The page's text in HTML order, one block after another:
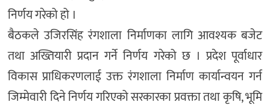
निर्णय गरेको हो ।
बैठकले उजिरसिंह रंगशाला निर्माणका लागि आवश्यक बजेट
तथा अख्तियारी प्रदान गर्ने निर्णय गरेको छ । प्रदेश पूर्वाधार
विकास प्राधिकरणलाई उक्त रंगशाला निर्माण कार्यान्वयन गर्न
जिम्मेवारी दिने निर्णय गरिएको सरकारका प्रवक्ता तथा कृषि, भूमि